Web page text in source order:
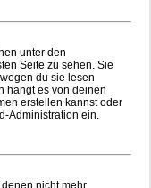
unter den
Seite zu sehen. Sie
du sie lesen
hängt es von deinen
erstellen kannst oder
Administration ein.